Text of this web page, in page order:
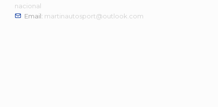
nacional
Email: martinautosport@outlook.com